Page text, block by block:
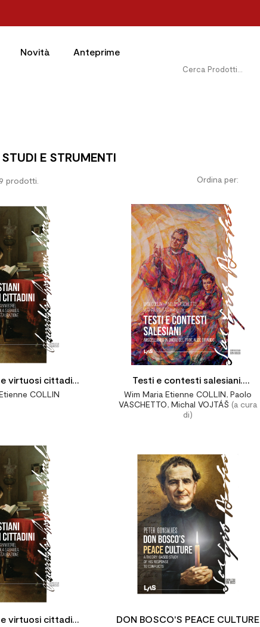
Novità Anteprime
E STRUMENTI
prodotti. Ordina per:
virtuosi cittadini
di Giovanni
COLLIN
Testi e contesti salesiani.
Miscellanea in onore del prof.
Aldo Giraudo
Wim Maria Etienne COLLIN, Paolo
VASCHETTO, Michal VOJTÁŠ (a cura
di)
virtuosi cittadini
DON BOSCO'S PEACE CULTURE